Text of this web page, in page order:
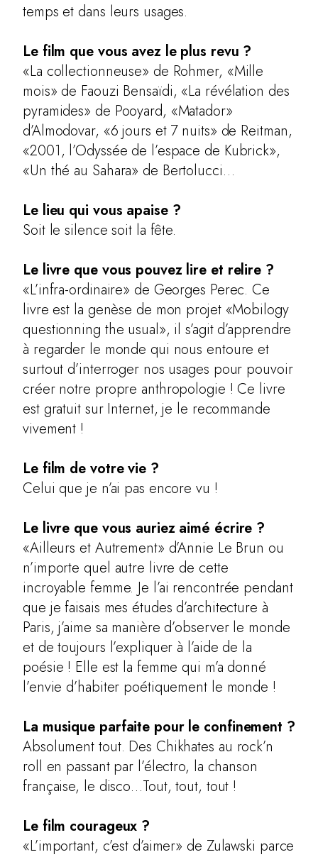
temps et dans leurs usages.
Le film que vous avez le plus revu ?
«La collectionneuse» de Rohmer, «Mille
mois» de Faouzi Bensaïdi, «La révélation des
pyramides» de Pooyard, «Matador»
d’Almodovar, «6 jours et 7 nuits» de Reitman,
«2001, l’Odyssée de l’espace de Kubrick»,
«Un thé au Sahara» de Bertolucci…
Le lieu qui vous apaise ?
Soit le silence soit la fête.
Le livre que vous pouvez lire et relire ?
«L’infra-ordinaire» de Georges Perec. Ce
livre est la genèse de mon projet «Mobilogy
questionning the usual», il s’agit d’apprendre
à regarder le monde qui nous entoure et
surtout d’interroger nos usages pour pouvoir
créer notre propre anthropologie ! Ce livre
est gratuit sur Internet, je le recommande
vivement !
Le film de votre vie ?
Celui que je n’ai pas encore vu !
Le livre que vous auriez aimé écrire ?
«Ailleurs et Autrement» d’Annie Le Brun ou
n’importe quel autre livre de cette
incroyable femme. Je l’ai rencontrée pendant
que je faisais mes études d’architecture à
Paris, j’aime sa manière d’observer le monde
et de toujours l’expliquer à l’aide de la
poésie ! Elle est la femme qui m’a donné
l’envie d’habiter poétiquement le monde !
La musique parfaite pour le confinement ?
Absolument tout. Des Chikhates au rock’n
roll en passant par l’électro, la chanson
française, le disco…Tout, tout, tout !
Le film courageux ?
«L’important, c’est d’aimer» de Zulawski parce